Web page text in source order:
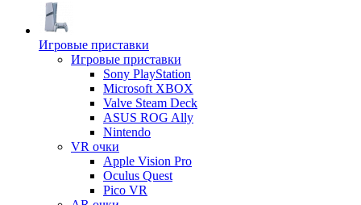
Игровые приставки
Игровые приставки
Sony PlayStation
Microsoft XBOX
Valve Steam Deck
ASUS ROG Ally
Nintendo
VR очки
Apple Vision Pro
Oculus Quest
Pico VR